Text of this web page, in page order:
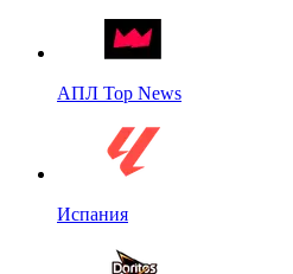
АПЛ Top News
Испания